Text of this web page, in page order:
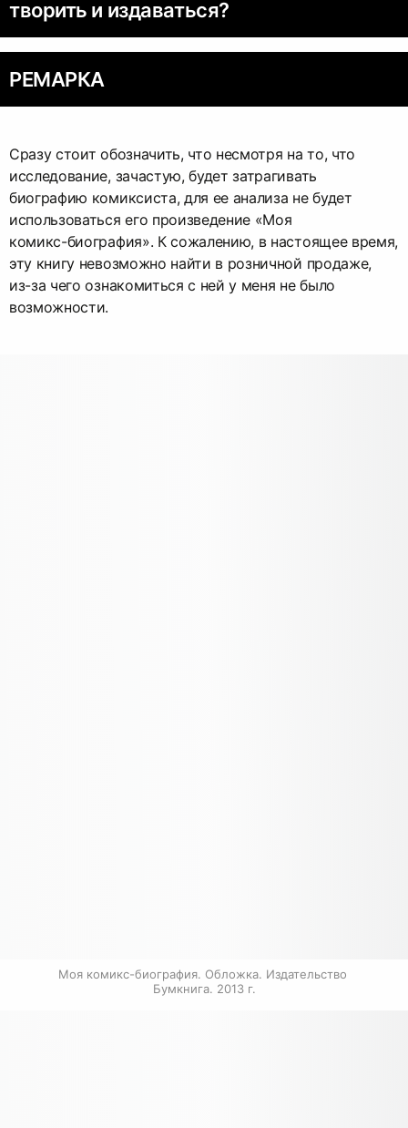
творить и издаваться?
РЕМАРКА
Сразу стоит обозначить, что несмотря на то, что
исследование, зачастую, будет затрагивать
биографию комиксиста, для ее анализа не будет
использоваться его произведение «Моя
комикс-биография». К сожалению, в настоящее время,
эту книгу невозможно найти в розничной продаже,
из-за чего ознакомиться с ней у меня не было
возможности.
Моя комикс-биография. Обложка. Издательство
Бумкнига. 2013 г.